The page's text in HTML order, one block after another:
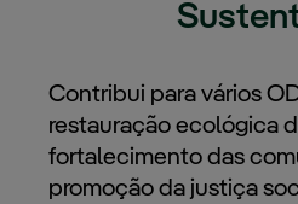
Contribui para vários
restauração ecológica
fortalecimento das
promoção da justiça